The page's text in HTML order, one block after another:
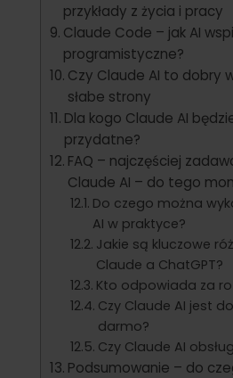
przykłady z życia i pracy
Claude Code – jak AI
programistyczne?
Czy Claude AI to dobry
słabe strony
Dla kogo Claude AI
przydatne?
FAQ – najczęściej
Claude AI – do tego
Do czego można
AI w praktyce?
Jakie są kluczowe
Claude a ChatGPT?
Kto odpowiada za
Czy Claude AI jest
darmo?
Czy Claude AI
Podsumowanie – do